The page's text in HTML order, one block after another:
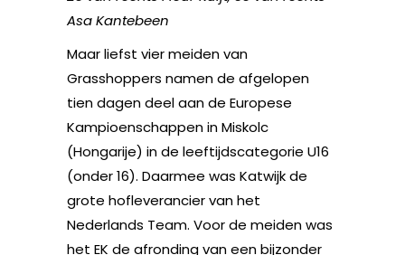
Asa Kantebeen
Maar liefst vier meiden van
Grasshoppers namen de afgelopen
tien dagen deel aan de Europese
Kampioenschappen in Miskolc
(Hongarije) in de leeftijdscategorie U16
(onder 16). Daarmee was Katwijk de
grote hofleverancier van het
Nederlands Team. Voor de meiden was
het EK de afronding van een bijzonder